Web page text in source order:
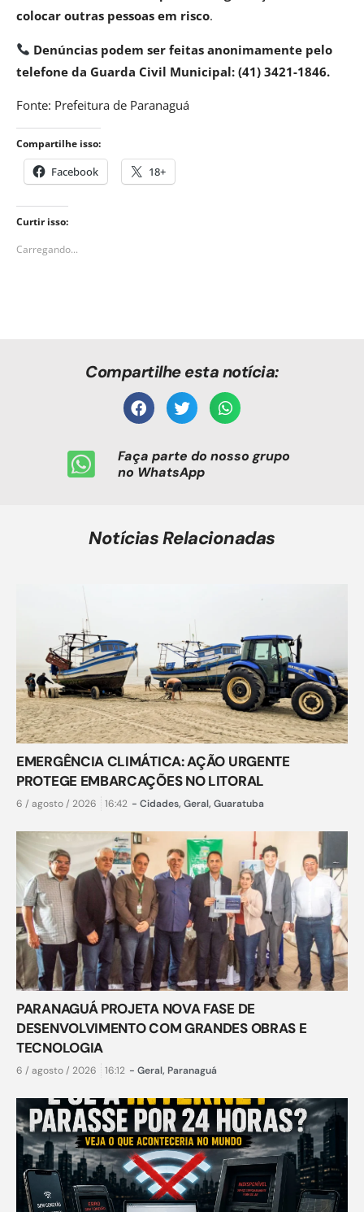
colocar outras pessoas em risco.
Denúncias podem ser feitas anonimamente pelo
telefone da Guarda Civil Municipal: (41) 3421-1846.
Fonte: Prefeitura de Paranaguá
Compartilhe isso:
Facebook 18+
Curtir isso:
Carregando...
Compartilhe esta notícia:
Faça parte do nosso grupo
no WhatsApp
Notícias Relacionadas
EMERGÊNCIA CLIMÁTICA: AÇÃO URGENTE
PROTEGE EMBARCAÇÕES NO LITORAL
6 / agosto / 2026 16:42 - Cidades, Geral, Guaratuba
PARANAGUÁ PROJETA NOVA FASE DE
DESENVOLVIMENTO COM GRANDES OBRAS E
TECNOLOGIA
6 / agosto / 2026 16:12 - Geral, Paranaguá